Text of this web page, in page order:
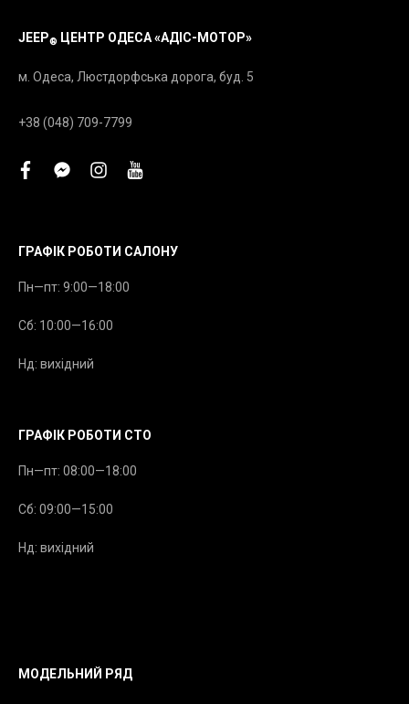
JEEP® ЦЕНТР ОДЕСА «АДІС-МОТОР»
м. Одеса, Люстдорфська дорога, буд. 5
+38 (048) 709-7799
facebookfacebook-
instagram
youtube
ГРАФІК РОБОТИ САЛОНУ
Пн—пт: 9:00—18:00
Сб: 10:00—16:00
Нд: вихідний
ГРАФІК РОБОТИ СТО
Пн—пт: 08:00—18:00
Сб: 09:00—15:00
Нд: вихідний
МОДЕЛЬНИЙ РЯД